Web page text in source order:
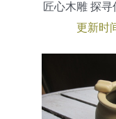
匠心木雕 探
更新时